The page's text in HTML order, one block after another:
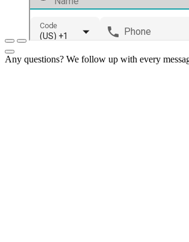
Any questions? We follow up with every